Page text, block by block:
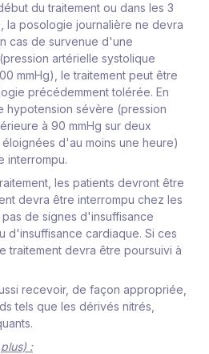
du traitement ou dans les 3
la posologie journalière ne devra
cas de survenue d'une
artérielle systolique
mmHg), le traitement peut être
précédemment tolérée. En
hypotension sévère (pression
à 90 mmHg sur deux
d'au moins une heure)
interrompu.
les patients devront être
devra être interrompu chez les
de signes d'insuffisance
d'insuffisance cardiaque. Si ces
traitement devra être poursuivi à
recevoir, de façon appropriée,
tels que les dérivés nitrés,
: